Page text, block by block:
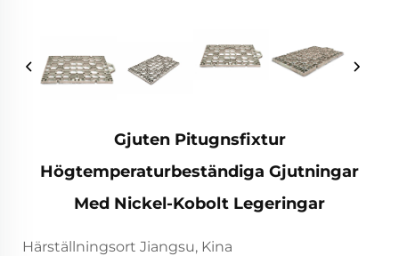
Gjuten Pitugnsfixtur
Högtemperaturbeständiga Gjutningar
Med Nickel-Kobolt Legeringar
Härställningsort Jiangsu, Kina